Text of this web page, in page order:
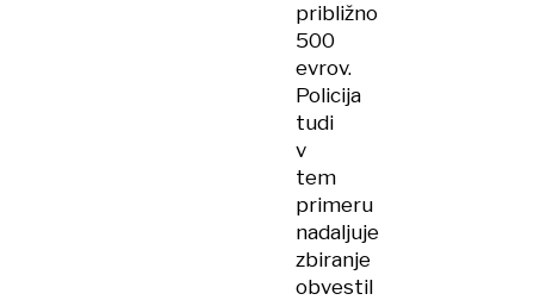
približno
500
evrov.
Policija
tudi
v
tem
primeru
nadaljuje
zbiranje
obvestil